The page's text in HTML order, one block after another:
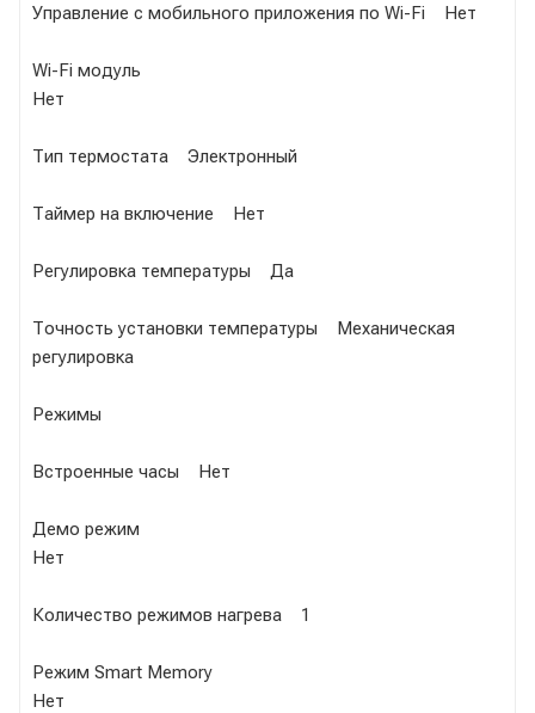
Управление c мобильного приложения по Wi-Fi Нет
Wi-Fi модуль
Нет
Тип термостата Электронный
Таймер на включение Нет
Регулировка температуры Да
Точность установки температуры Механическая
регулировка
Режимы
Встроенные часы Нет
Демо режим
Нет
Количество режимов нагрева 1
Режим Smart Memory
Нет